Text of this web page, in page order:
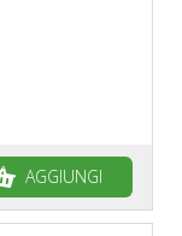
AGGIUNGI